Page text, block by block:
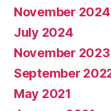
November 2024
July 2024
November 2023
September
May 2021